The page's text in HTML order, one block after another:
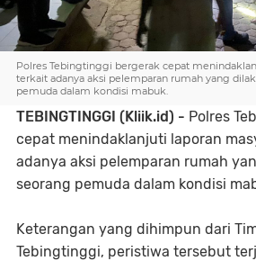
Polres Tebingtinggi bergerak cepat
terkait adanya aksi pelemparan rumah yang
pemuda dalam kondisi mabuk.
TEBINGTINGGI (Kliik.id) - Polres
cepat menindaklanjuti laporan
adanya aksi pelemparan rumah
seorang pemuda dalam kondisi
Keterangan yang dihimpun dari
Tebingtinggi, peristiwa tersebut